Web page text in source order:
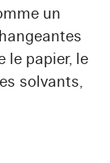
un
le papier, le
solvants,